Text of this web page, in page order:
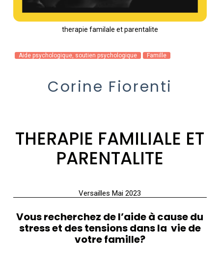
therapie familale et parentalite
Aide psychologique, soutien psychologique Famille
Corine Fiorenti
THERAPIE FAMILIALE ET
PARENTALITE
Versailles Mai 2023
Vous recherchez de l’aide à cause du
stress et des tensions dans la vie de
votre famille?